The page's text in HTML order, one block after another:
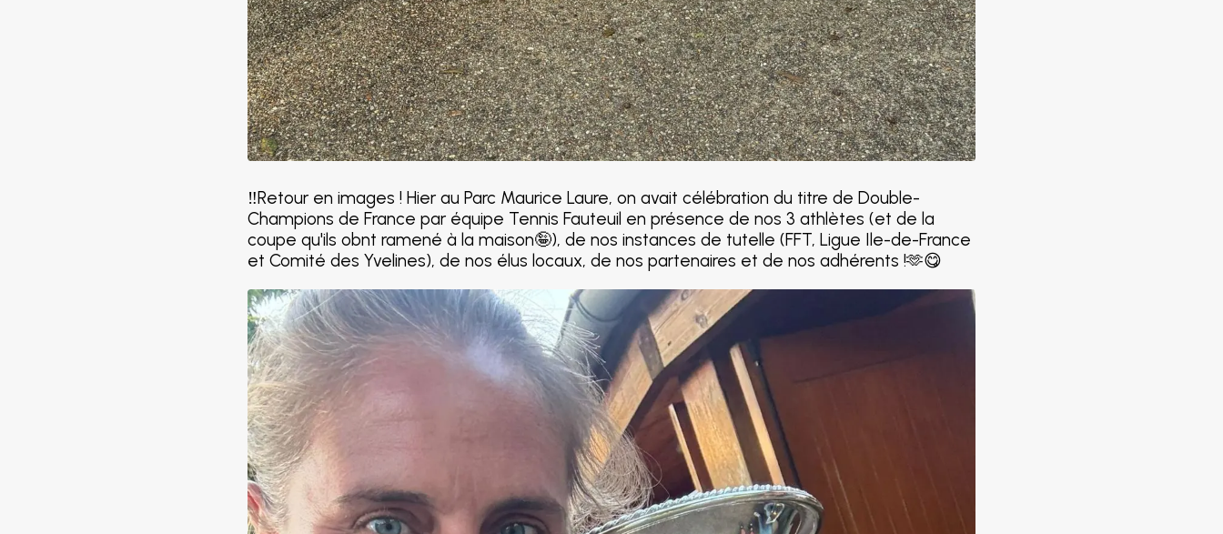
‼️Retour en images ! Hier au Parc Maurice Laure, on avait célébration du titre de Double-
Champions de France par équipe Tennis Fauteuil en présence de nos 3 athlètes (et de la
coupe qu'ils obnt ramené à la maison🤪), de nos instances de tutelle (FFT, Ligue Ile-de-France
et Comité des Yvelines), de nos élus locaux, de nos partenaires et de nos adhérents !🫶😋